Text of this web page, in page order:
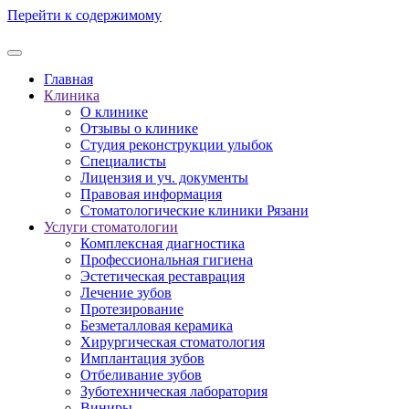
Перейти к содержимому
Главная
Клиника
О клинике
Отзывы о клинике
Студия реконструкции улыбок
Специалисты
Лицензия и уч. документы
Правовая информация
Стоматологические клиники Рязани
Услуги стоматологии
Комплексная диагностика
Профессиональная гигиена
Эстетическая реставрация
Лечение зубов
Протезирование
Безметалловая керамика
Хирургическая стоматология
Имплантация зубов
Отбеливание зубов
Зуботехническая лаборатория